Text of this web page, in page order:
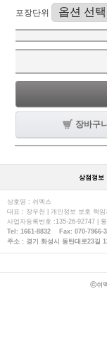
포장단위
장바구니
상점정보
상호명 : 쉬멕스
대표 : 장우천 | 개인정보 보호 책임
사업자등록번호 :135-26-92747 |
Tel: 1661-8832 Fax: 070-7966-
주소 : 경기 화성시 동탄대로23길
ⓒ쉬